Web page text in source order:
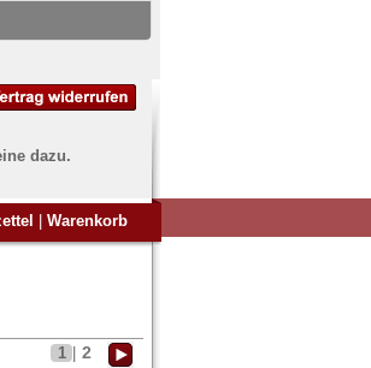
dazu.
Warenkorb
1 2